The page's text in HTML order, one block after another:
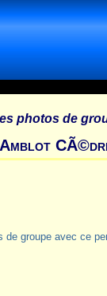
photos de
de groupe avec ce